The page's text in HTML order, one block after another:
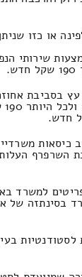
או כזו
שירותי
בסביבת
כיסאות
השרפרף
למשרד
בסינתזה של